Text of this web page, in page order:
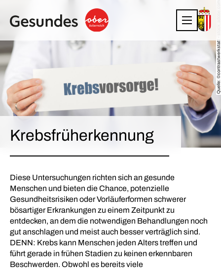
Quelle: ©contrastwerkstatt - stock.adobe.com
Krebsfrüherkennung
Diese Untersuchungen richten sich an gesunde
Menschen und bieten die Chance, potenzielle
Gesundheitsrisiken oder Vorläuferformen schwerer
bösartiger Erkrankungen zu einem Zeitpunkt zu
entdecken, an dem die notwendigen Behandlungen noch
gut anschlagen und meist auch besser verträglich sind.
DENN: Krebs kann Menschen jeden Alters treffen und
führt gerade in frühen Stadien zu keinen erkennbaren
Beschwerden. Obwohl es bereits viele